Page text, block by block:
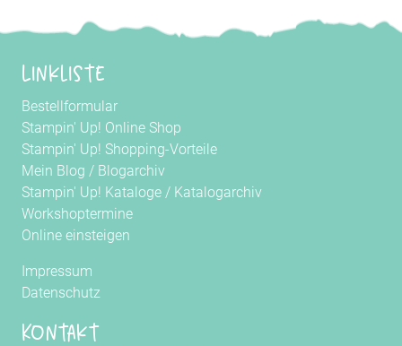
Linkliste
Bestellformular
Stampin' Up! Online Shop
Stampin' Up! Shopping-Vorteile
Mein Blog / Blogarchiv
Stampin' Up! Kataloge / Katalogarchiv
Workshoptermine
Online einsteigen
Impressum
Datenschutz
Kontakt